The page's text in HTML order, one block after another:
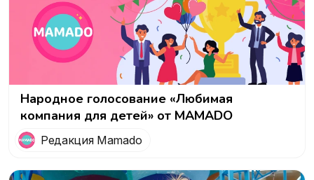
Народное голосование «Любимая
компания для детей» от MAMADO
Редакция Mamado